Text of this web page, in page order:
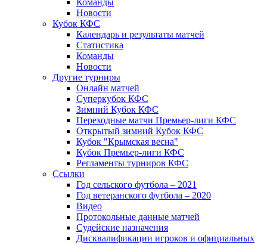
Команды
Новости
Кубок КФС
Календарь и результаты матчей
Статистика
Команды
Новости
Другие турниры
Онлайн матчей
Суперкубок КФС
Зимний Кубок КФС
Переходные матчи Премьер-лиги КФС
Открытый зимний Кубок КФС
Кубок "Крымская весна"
Кубок Премьер-лиги КФС
Регламенты турниров КФС
Ссылки
Год сельского футбола – 2021
Год ветеранского футбола – 2020
Видео
Протокольные данные матчей
Судейские назначения
Дисквалификации игроков и официальных